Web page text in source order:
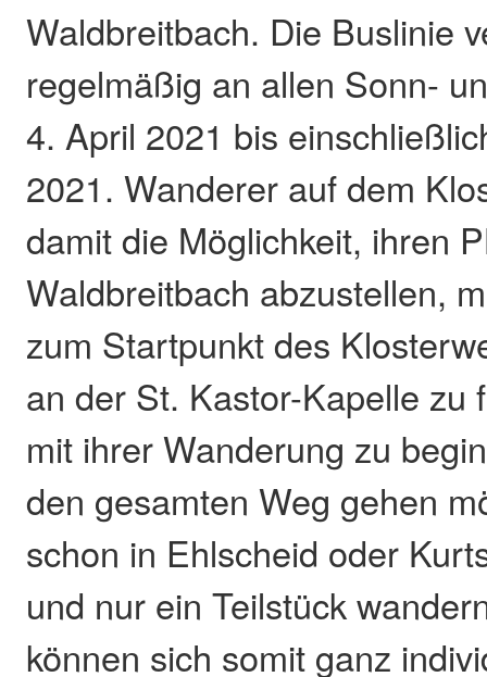
Waldbreitbach. Die Buslinie
regelmäßig an allen Sonn-
4. April 2021 bis
2021. Wanderer auf dem
damit die Möglichkeit, ihren
Waldbreitbach abzustellen,
zum Startpunkt des
an der St. Kastor-Kapelle zu
mit ihrer Wanderung zu
den gesamten Weg gehen
schon in Ehlscheid oder
und nur ein Teilstück
können sich somit ganz